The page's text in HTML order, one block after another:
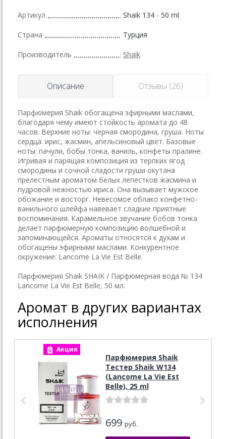
Артикул Shaik 134 - 50 ml
Страна Турция
Производитель Shaik
Описание Отзывы (26)
Парфюмерия Shaik обогащена эфирными маслами,
благодаря чему имеют стойкость аромата до 48
часов. Верхние ноты: черная смородина, груша. Ноты
сердца: ирис, жасмин, апельсиновый цвет. Базовые
ноты: пачули, бобы тонка, ваниль, конфеты пралине.
Игривая и парящая композиция из терпких ягод
смородины и сочной сладости груши окутана
прелестным ароматом белых лепестков жасмина и
пудровой нежностью ириса. Она вызывает мужское
обожание и восторг. Невесомое облако конфетно-
ванильного шлейфа навевает сладкие приятные
воспоминания. Карамельное звучание бобов тонка
делает парфюмерную композицию волшебной и
запоминающейся. Ароматы относятся к духам и
обогащены эфирными маслами. Конкурентное
окружение: Lancome La Vie Est Belle.
Парфюмерия Shaik SHAIK / Парфюмерная вода № 134
Lancome La Vie Est Belle, 50 мл.
Аромат в других вариантах
исполнения
Акция
Парфюмерия Shaik
Тестер Shaik W134
(Lancome La Vie Est
Belle), 25 ml
699 руб.